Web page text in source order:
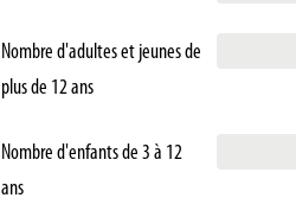
Nombre d'adultes et jeunes de
plus de 12 ans
Nombre d'enfants de 3 à 12
ans